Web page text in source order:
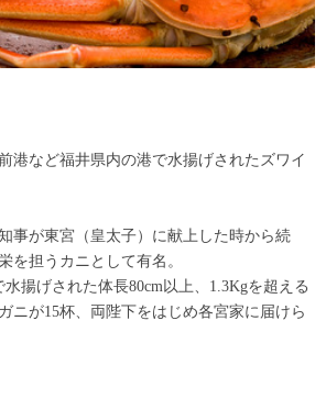
港など福井県内の港で水揚げされたズワイ
事が東宮（皇太子）に献上した時から続
を担うカニとして有名。
揚げされた体長80cm以上、1.3Kgを超える
ニが15杯、両陛下をはじめ各宮家に届けら